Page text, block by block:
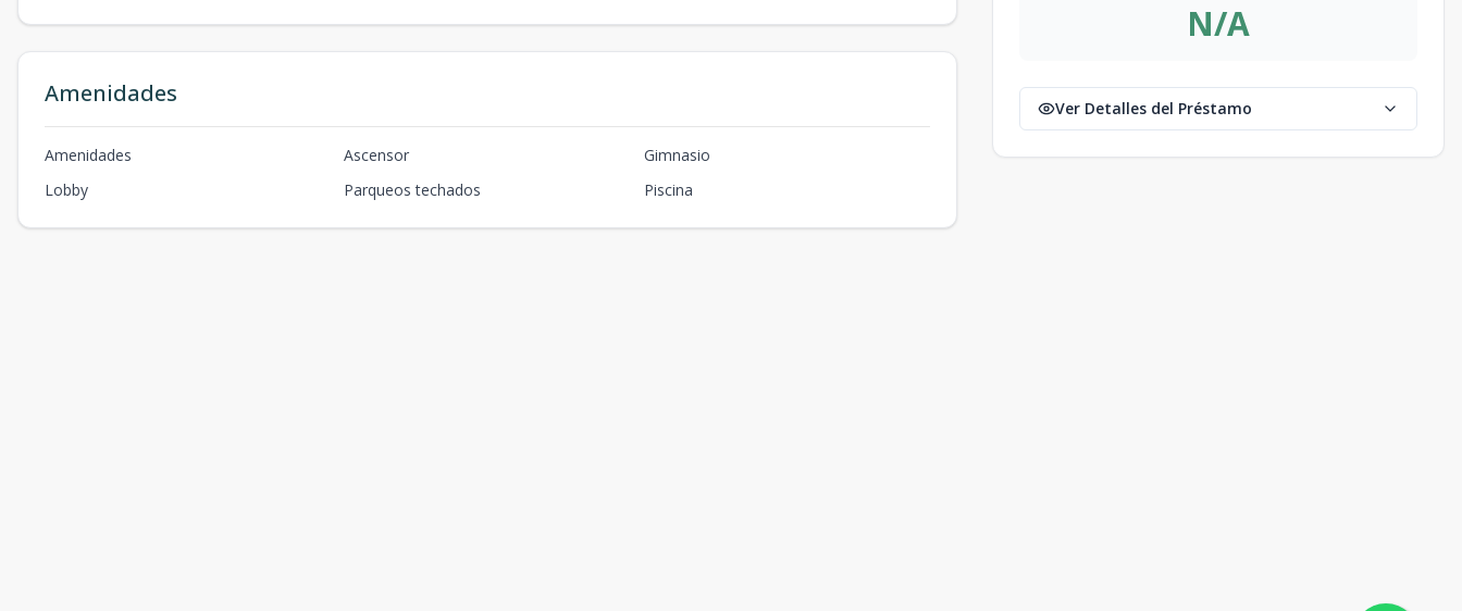
Amenidades
Amenidades Ascensor
Gimnasio
Lobby
Parqueos techados Piscina
N/A
Ver Detalles del Préstamo